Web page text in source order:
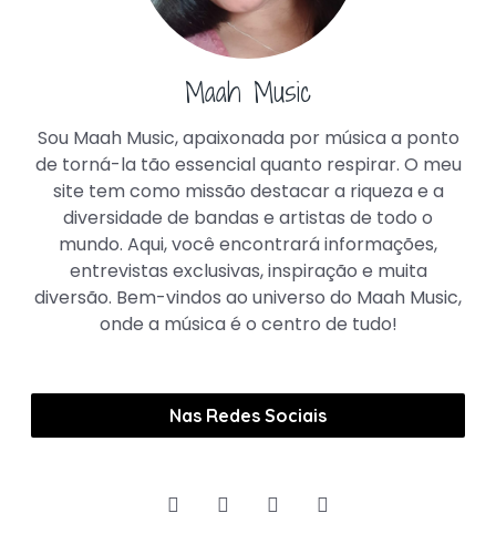
Maah Music
Sou Maah Music, apaixonada por música a ponto
de torná-la tão essencial quanto respirar. O meu
site tem como missão destacar a riqueza e a
diversidade de bandas e artistas de todo o
mundo. Aqui, você encontrará informações,
entrevistas exclusivas, inspiração e muita
diversão. Bem-vindos ao universo do Maah Music,
onde a música é o centro de tudo!
Nas Redes Sociais